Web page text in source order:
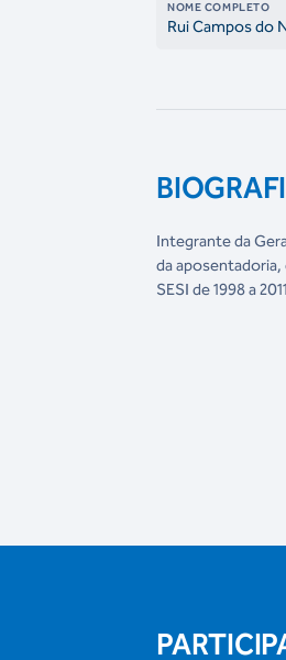
NOME COMPLETO
Rui Campos do
Integrante da
da
SESI de 1998 a